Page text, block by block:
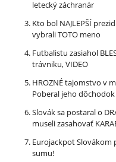
letecký záchranár
Kto bol NAJLEPŠÍ
vybrali TOTO meno
Futbalistu zasiahol
trávniku, VIDEO
HROZNÉ tajomstvo v
Poberal jeho dôchodok
Slovák sa postaral o
museli zasahovať
Eurojackpot Slovákom
sumu!